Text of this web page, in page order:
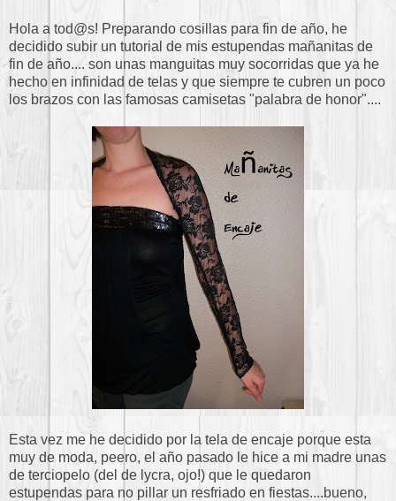
Hola a tod@s! Preparando cosillas para fin de año, he
decidido subir un tutorial de mis estupendas mañanitas de
fin de año.... son unas manguitas muy socorridas que ya he
hecho en infinidad de telas y que siempre te cubren un poco
los brazos con las famosas camisetas "palabra de honor"....
Esta vez me he decidido por la tela de encaje porque esta
muy de moda, peero, el año pasado le hice a mi madre unas
de terciopelo (del de lycra, ojo!) que le quedaron
estupendas para no pillar un resfriado en fiestas....bueno,